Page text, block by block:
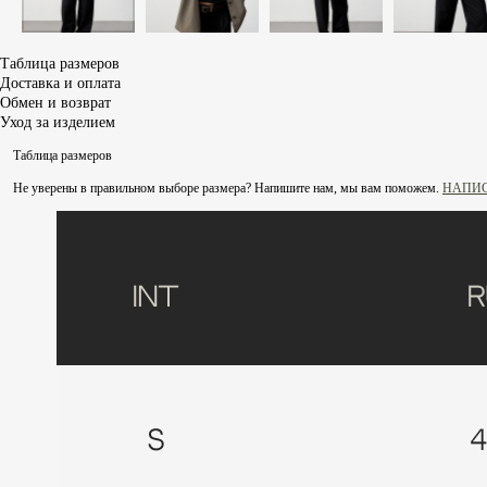
Таблица размеров
Доставка и оплата
Обмен и возврат
Уход за изделием
Таблица размеров
Не уверены в правильном выборе размера? Напишите нам, мы вам поможем.